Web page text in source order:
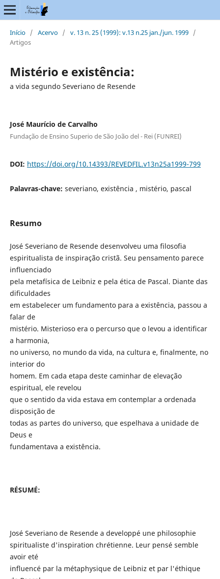
Início / Acervo / v. 13 n. 25 (1999): v.13 n.25 jan./jun. 1999 /
Artigos
Mistério e existência:
a vida segundo Severiano de Resende
José Maurício de Carvalho
Fundação de Ensino Superio de São João del - Rei (FUNREI)
DOI: https://doi.org/10.14393/REVEDFIL.v13n25a1999-799
Palavras-chave: severiano, existência , mistério, pascal
Resumo
José Severiano de Resende desenvolveu uma filosofia
espiritualista de inspiração cristã. Seu pensamento parece
influenciado
pela metafísica de Leibniz e pela ética de Pascal. Diante das
dificuldades
em estabelecer um fundamento para a existência, passou a
falar de
mistério. Misterioso era o percurso que o levou a identificar
a harmonia,
no universo, no mundo da vida, na cultura e, finalmente, no
interior do
homem. Em cada etapa deste caminhar de elevação
espiritual, ele revelou
que o sentido da vida estava em contemplar a ordenada
disposição de
todas as partes do universo, que espelhava a unidade de
Deus e
fundamentava a existência.
RÉSUMÉ:
José Severiano de Resende a developpé une philosophie
spiritualiste d'inspiration chrétienne. Leur pensé semble
avoir eté
influencé par la métaphysique de Leibniz et par l'éthique